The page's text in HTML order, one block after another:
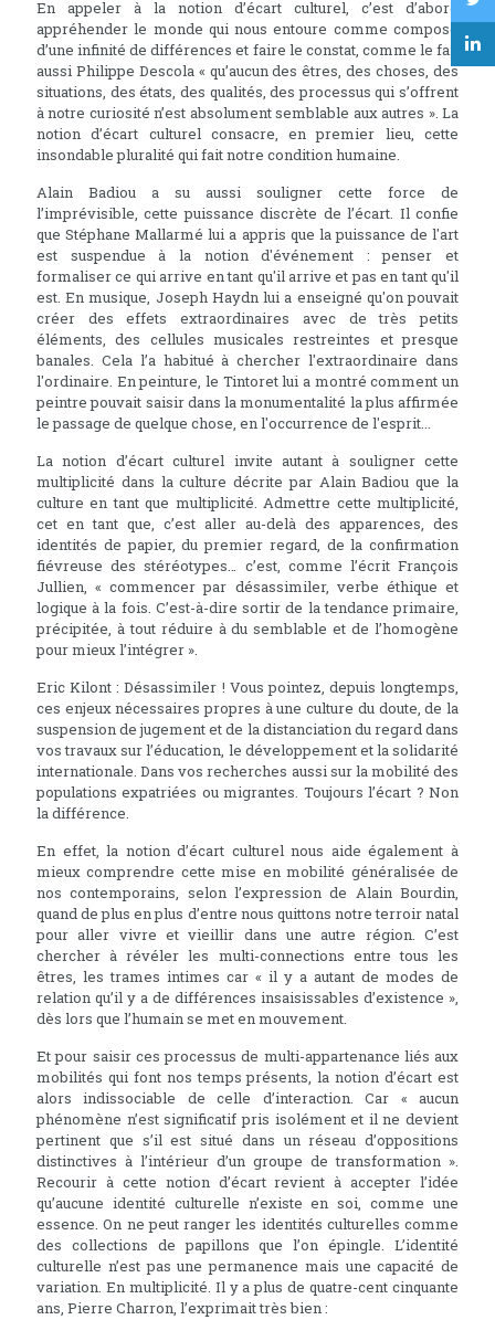
En appeler à la notion d’écart culturel, c’est d’abord
appréhender le monde qui nous entoure comme composé
d’une infinité de différences et faire le constat, comme le fait
aussi Philippe Descola « qu’aucun des êtres, des choses, des
situations, des états, des qualités, des processus qui s’offrent
à notre curiosité n’est absolument semblable aux autres ». La
notion d’écart culturel consacre, en premier lieu, cette
insondable pluralité qui fait notre condition humaine.
Alain Badiou a su aussi souligner cette force de
l’imprévisible, cette puissance discrète de l’écart. Il confie
que Stéphane Mallarmé lui a appris que la puissance de l'art
est suspendue à la notion d'événement : penser et
formaliser ce qui arrive en tant qu'il arrive et pas en tant qu'il
est. En musique, Joseph Haydn lui a enseigné qu'on pouvait
créer des effets extraordinaires avec de très petits
éléments, des cellules musicales restreintes et presque
banales. Cela l’a habitué à chercher l'extraordinaire dans
l'ordinaire. En peinture, le Tintoret lui a montré comment un
peintre pouvait saisir dans la monumentalité la plus affirmée
le passage de quelque chose, en l'occurrence de l'esprit...
La notion d’écart culturel invite autant à souligner cette
multiplicité dans la culture décrite par Alain Badiou que la
culture en tant que multiplicité. Admettre cette multiplicité,
cet en tant que, c’est aller au-delà des apparences, des
identités de papier, du premier regard, de la confirmation
fiévreuse des stéréotypes… c’est, comme l’écrit François
Jullien, « commencer par désassimiler, verbe éthique et
logique à la fois. C’est-à-dire sortir de la tendance primaire,
précipitée, à tout réduire à du semblable et de l’homogène
pour mieux l’intégrer ».
Eric Kilont : Désassimiler ! Vous pointez, depuis longtemps,
ces enjeux nécessaires propres à une culture du doute, de la
suspension de jugement et de la distanciation du regard dans
vos travaux sur l’éducation, le développement et la solidarité
internationale. Dans vos recherches aussi sur la mobilité des
populations expatriées ou migrantes. Toujours l’écart ? Non
la différence.
En effet, la notion d’écart culturel nous aide également à
mieux comprendre cette mise en mobilité généralisée de
nos contemporains, selon l’expression de Alain Bourdin,
quand de plus en plus d’entre nous quittons notre terroir natal
pour aller vivre et vieillir dans une autre région. C’est
chercher à révéler les multi-connections entre tous les
êtres, les trames intimes car « il y a autant de modes de
relation qu’il y a de différences insaisissables d’existence »,
dès lors que l’humain se met en mouvement.
Et pour saisir ces processus de multi-appartenance liés aux
mobilités qui font nos temps présents, la notion d’écart est
alors indissociable de celle d’interaction. Car « aucun
phénomène n’est significatif pris isolément et il ne devient
pertinent que s’il est situé dans un réseau d’oppositions
distinctives à l’intérieur d’un groupe de transformation ».
Recourir à cette notion d’écart revient à accepter l’idée
qu’aucune identité culturelle n’existe en soi, comme une
essence. On ne peut ranger les identités culturelles comme
des collections de papillons que l’on épingle. L’identité
culturelle n’est pas une permanence mais une capacité de
variation. En multiplicité. Il y a plus de quatre-cent cinquante
ans, Pierre Charron, l’exprimait très bien :